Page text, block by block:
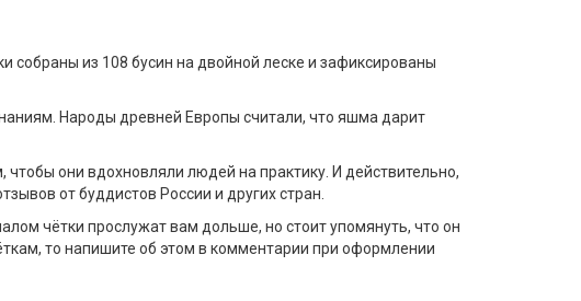
из 108 бусин на двойной леске и зафиксированы
Народы древней Европы считали, что яшма дарит
они вдохновляли людей на практику. И действительно,
от буддистов России и других стран.
чётки прослужат вам дольше, но стоит упомянуть, что он
то напишите об этом в комментарии при оформлении